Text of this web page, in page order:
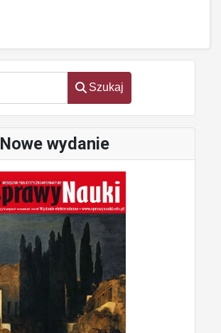
Szukaj
Nowe wydanie